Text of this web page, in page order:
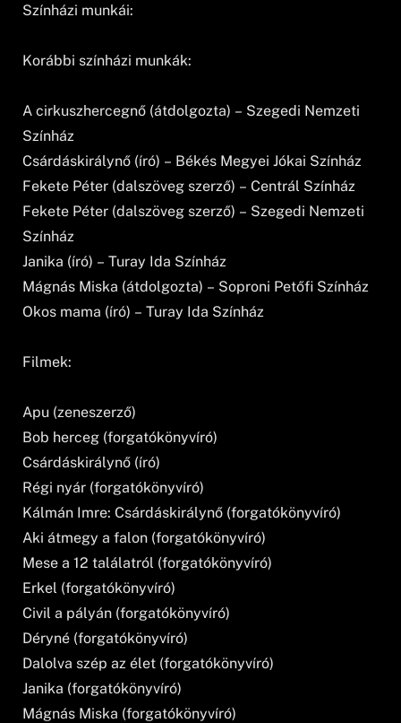
Színházi munkái:
Korábbi színházi munkák:
A cirkuszhercegnő (átdolgozta) – Szegedi Nemzeti
Színház
Csárdáskirálynő (író) – Békés Megyei Jókai Színház
Fekete Péter (dalszöveg szerző) – Centrál Színház
Fekete Péter (dalszöveg szerző) – Szegedi Nemzeti
Színház
Janika (író) – Turay Ida Színház
Mágnás Miska (átdolgozta) – Soproni Petőfi Színház
Okos mama (író) – Turay Ida Színház
Filmek:
Apu (zeneszerző)
Bob herceg (forgatókönyvíró)
Csárdáskirálynő (író)
Régi nyár (forgatókönyvíró)
Kálmán Imre: Csárdáskirálynő (forgatókönyvíró)
Aki átmegy a falon (forgatókönyvíró)
Mese a 12 találatról (forgatókönyvíró)
Erkel (forgatókönyvíró)
Civil a pályán (forgatókönyvíró)
Déryné (forgatókönyvíró)
Dalolva szép az élet (forgatókönyvíró)
Janika (forgatókönyvíró)
Mágnás Miska (forgatókönyvíró)